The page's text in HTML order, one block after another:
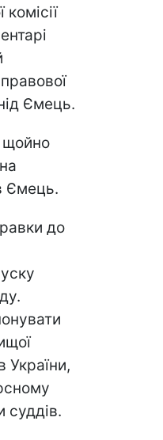
Ємець.
щойно
Ємець.
до
України,
суддів.